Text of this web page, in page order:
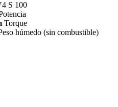
S 100
Torque
húmedo (sin combustible)